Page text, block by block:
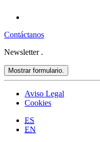
Contáctanos
Newsletter .
Mostrar formulario.
Aviso Legal
Cookies
ES
EN